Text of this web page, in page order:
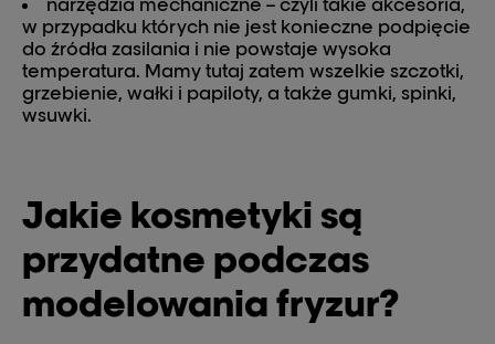
w przypadku których nie jest konieczne podpięcie
do źródła zasilania i nie powstaje wysoka
temperatura. Mamy tutaj zatem wszelkie szczotki,
grzebienie, wałki i papiloty, a także gumki, spinki,
wsuwki.
Jakie kosmetyki są
przydatne podczas
modelowania fryzur?